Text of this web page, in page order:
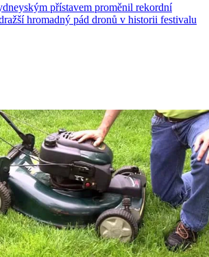
přístavem proměnil rekordní
hromadný pád dronů v historii festivalu